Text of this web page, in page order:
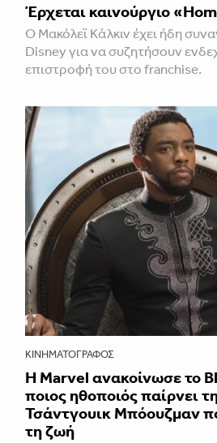
Έρχεται καινούργιο
Ο Μακόλεϊ Κάλκιν έχει ήδη
Disney για να συζητήσουν
επιστροφή του στο franchise.
ΚΙΝΗΜΑΤΟΓΡΆΦΟΣ
Η Marvel ανακοίνωσε το
ποιος ηθοποιός παίρνει
Τσάντγουικ Μπόουζμαν
τη ζωή